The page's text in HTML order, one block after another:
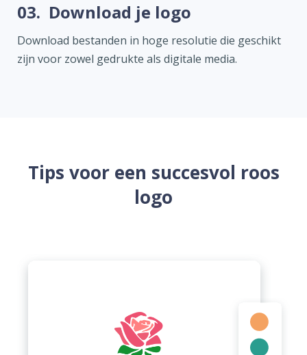
03. Download je logo
Download bestanden in hoge resolutie die geschikt
zijn voor zowel gedrukte als digitale media.
Tips voor een succesvol roos
logo